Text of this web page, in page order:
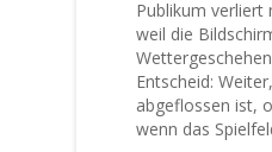
Publikum verliert
weil die
Entscheid:
abgeflossen ist,
wenn das